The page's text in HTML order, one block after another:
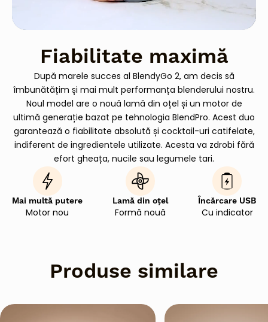
Fiabilitate maximă
După marele succes al BlendyGo 2, am decis să
îmbunătățim și mai mult performanța blenderului nostru.
Noul model are o nouă lamă din oțel și un motor de
ultimă generație bazat pe tehnologia BlendPro. Acest duo
garantează o fiabilitate absolută și cocktail-uri catifelate,
indiferent de ingredientele utilizate. Acesta va zdrobi fără
efort gheața, nucile sau legumele tari.
Mai multă putere
Motor nou
Lamă din oțel
Formă nouă
Încărcare USB
Cu indicator
Produse similare